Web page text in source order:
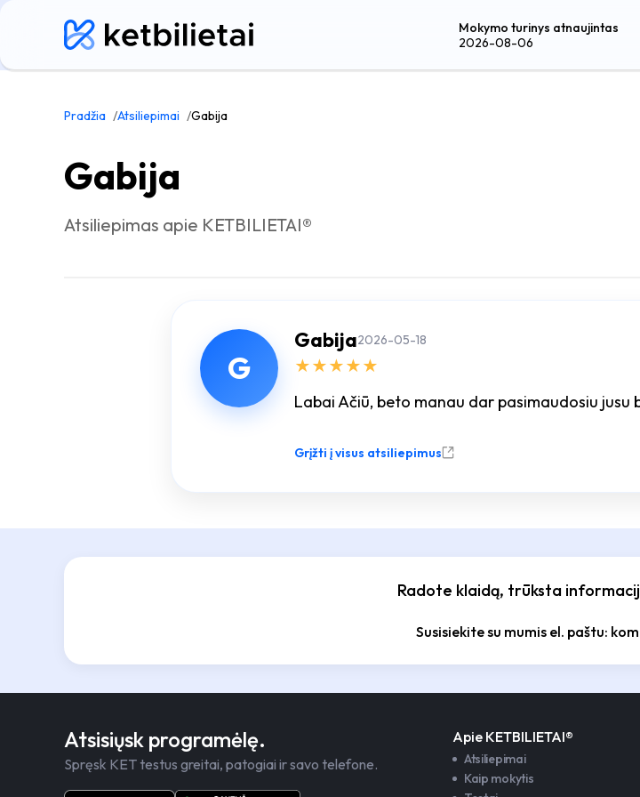
Mokymo turinys atnaujintas
2026-08-06
Pradžia Atsiliepimai Gabija
Gabija
Atsiliepimas apie KETBILIETAI®
G
Gabija2026-05-18
★★★★★
Labai Ačiū, beto manau dar pasimaudosiu jusu
Grįžti į visus atsiliepimus
Radote klaidą, trūksta
Susisiekite su mumis el. paštu:
Atsisiųsk programėlę.
Spręsk KET testus greitai, patogiai ir savo telefone.
Apie KETBILIETAI®
Atsiliepimai
Kaip mokytis